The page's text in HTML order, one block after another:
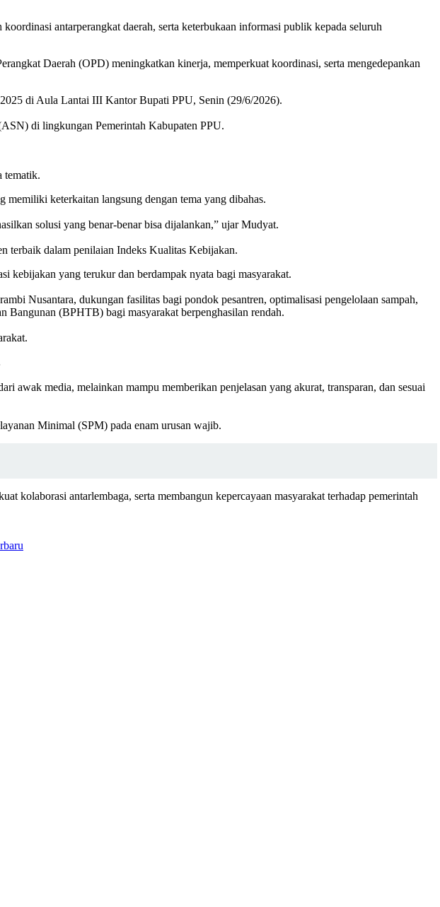
antarperangkat daerah, serta keterbukaan informasi publik kepada seluruh
Daerah (OPD) meningkatkan kinerja, memperkuat koordinasi, serta mengedepankan
di Aula Lantai III Kantor Bupati PPU, Senin (29/6/2026).
di lingkungan Pemerintah Kabupaten PPU.
tematik.
keterkaitan langsung dengan tema yang dibahas.
solusi yang benar-benar bisa dijalankan,” ujar Mudyat.
terbaik dalam penilaian Indeks Kualitas Kebijakan.
kebijakan yang terukur dan berdampak nyata bagi masyarakat.
Nusantara, dukungan fasilitas bagi pondok pesantren, optimalisasi pengelolaan sampah,
Bangunan (BPHTB) bagi masyarakat berpenghasilan rendah.
media, melainkan mampu memberikan penjelasan yang akurat, transparan, dan sesuai
Minimal (SPM) pada enam urusan wajib.
kolaborasi antarlembaga, serta membangun kepercayaan masyarakat terhadap pemerintah